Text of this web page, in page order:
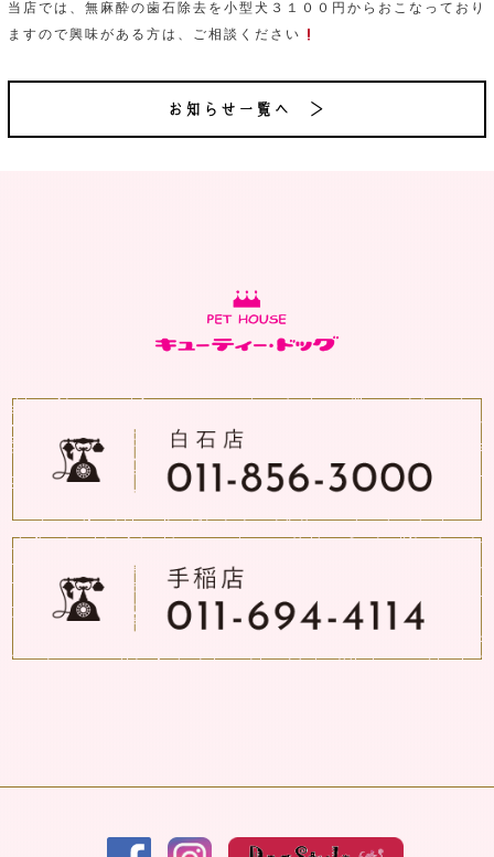
当店では、無麻酔の歯石除去を小型犬３１００円からおこなっており
ますので興味がある方は、ご相談ください
お知らせ一覧へ ＞